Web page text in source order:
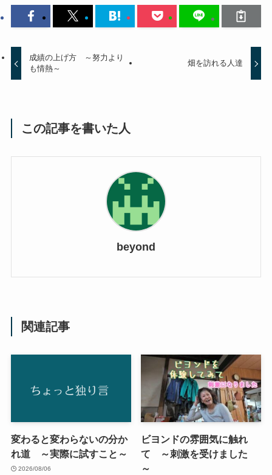
成績の上げ方 ～努力より
も情熱～
畑を訪れる人達
この記事を書いた人
beyond
関連記事
変わると変わらないの分か
れ道 ～実際に試すこと～
2026/08/06
ビヨンドの雰囲気に触れ
て ～刺激を受けました
～